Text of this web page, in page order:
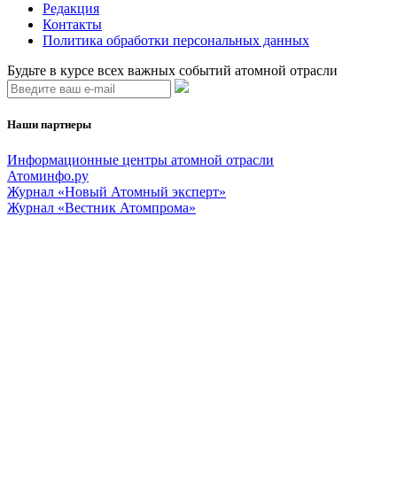
Редакция
Контакты
Политика обработки персональных данных
Будьте в курсе всех важных событий атомной отрасли
Наши партнеры
Информационные центры атомной отрасли
Атоминфо.ру
Журнал «Новый Атомный эксперт»
Журнал «Вестник Атомпрома»